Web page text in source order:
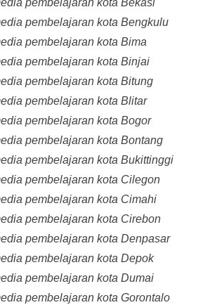
pembelajaran kota Bekasi
pembelajaran kota Bengkulu
pembelajaran kota Bima
pembelajaran kota Binjai
pembelajaran kota Bitung
pembelajaran kota Blitar
pembelajaran kota Bogor
pembelajaran kota Bontang
pembelajaran kota Bukittinggi
pembelajaran kota Cilegon
pembelajaran kota Cimahi
pembelajaran kota Cirebon
pembelajaran kota Denpasar
pembelajaran kota Depok
pembelajaran kota Dumai
pembelajaran kota Gorontalo